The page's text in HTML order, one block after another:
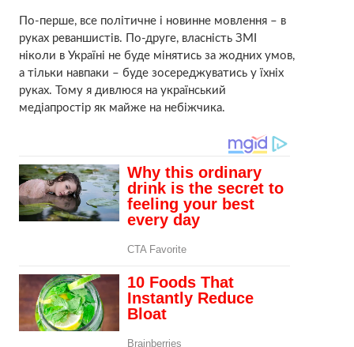
По-перше, все політичне і новинне мовлення – в
руках реваншистів. По-друге, власність ЗМІ
ніколи в Україні не буде мінятись за жодних умов,
а тільки навпаки – буде зосереджуватись у їхніх
руках. Тому я дивлюся на український
медіапростір як майже на небіжчика.